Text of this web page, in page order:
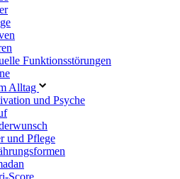
Funktionsstörungen
Alltag
und Psyche
und Pflege
Score